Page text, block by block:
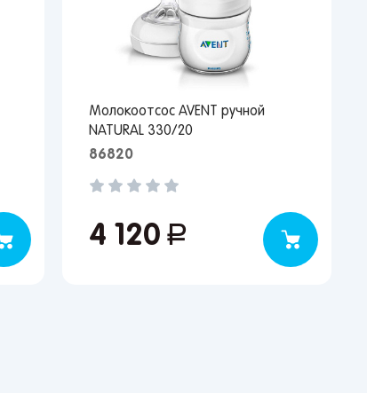
Молокоотсос AVENT ручной
NATURAL 330/20
86820
4 120руб.